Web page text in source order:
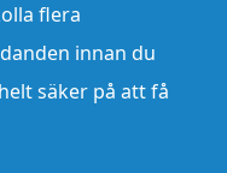
flera
innan du
säker på att få